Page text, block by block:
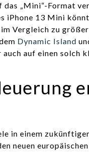
das „Mini“-Format
13 Mini
Vergleich zu
Dynamic Island
auf einen solch
in einem
neuen